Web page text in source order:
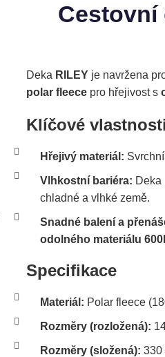
Cestovní
Deka RILEY je navržena
polar fleece pro hřejivost s
Klíčové
Hřejivý materiál:
Vlhkostní bariéra: Deka
chladné a vlhké země.
Snadné balení a
odolného materiálu
Specifikace
Materiál: Polar fleece
Rozměry (rozložená):
Rozměry (složená): 330